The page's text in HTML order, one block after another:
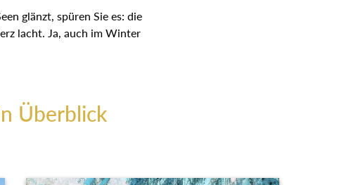
glänzt, spüren Sie es: die
lacht. Ja, auch im Winter
Überblick